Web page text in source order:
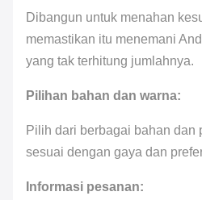
Dibangun untuk menahan
memastikan itu menemani
yang tak terhitung jumlahnya.
Pilihan bahan dan warna:
Pilih dari berbagai bahan dan
sesuai dengan gaya dan
Informasi pesanan: